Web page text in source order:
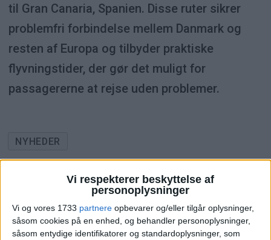
Vi respekterer beskyttelse af
personoplysninger
Vi og vores 1733 partnere opbevarer og/eller tilgår oplysninger,
såsom cookies på en enhed, og behandler personoplysninger,
såsom entydige identifikatorer og standardoplysninger, som
til Gran Canaria, Spanien. Disse ruter sikrer
problemfri forbindelse mellem Danmark og
resten af Europa og tilbyder praktiske
flyvningstider, der gør det muligt for
passagererne at rejse uden problemer.
NYHEDER